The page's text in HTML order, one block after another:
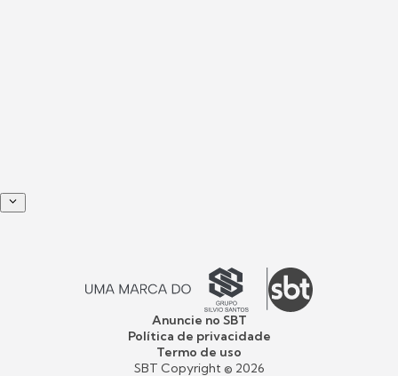
Anuncie no SBT
Política de privacidade
Termo de uso
SBT Copyright © 2026